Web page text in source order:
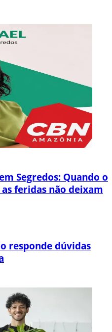
Segredos: Quando o
feridas não deixam
responde dúvidas